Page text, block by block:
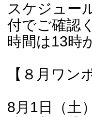
スケジュー
付でご確認
時間は13時
【８月ワン
8月1日（土）